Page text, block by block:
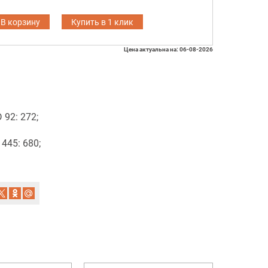
В корзину Купить в 1 клик
Цена актуальна на: 06-08-2026
92: 272;
680;